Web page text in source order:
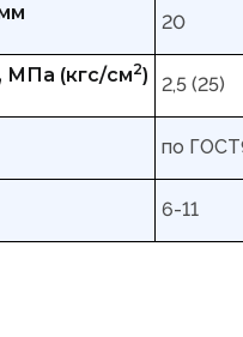
20
МПа (кгс/см2) 2,5 (25)
по
6-11